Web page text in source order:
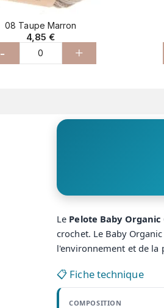
08 Taupe Marron
4,85 €
- +
Le Pelote Baby Organic
crochet. Le Baby
l'environnement et de la
📋 Fiche technique
COMPOSITION